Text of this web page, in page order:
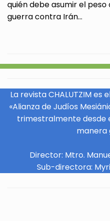
quién debe asumir el
guerra contra Irán...
La revista CHALUTZIM
«Alianza de Judíos
trimestralmente desde
manera
Director: Mtro.
Sub-directora: